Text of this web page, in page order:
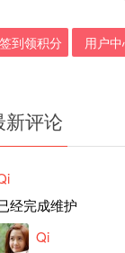
签到领积分 用户
新评论
经完成维护
Qi